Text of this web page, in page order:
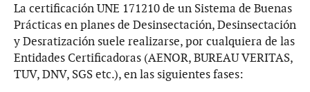
La certificación UNE 171210 de un Sistema de Buenas
Prácticas en planes de Desinsectación, Desinsectación
y Desratización suele realizarse, por cualquiera de las
Entidades Certificadoras (AENOR, BUREAU VERITAS,
TUV, DNV, SGS etc.), en las siguientes fases: